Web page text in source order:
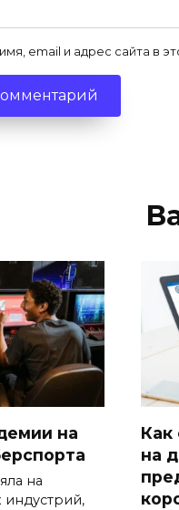
email и адрес сайта в
на
на
индустрий,
Как
на